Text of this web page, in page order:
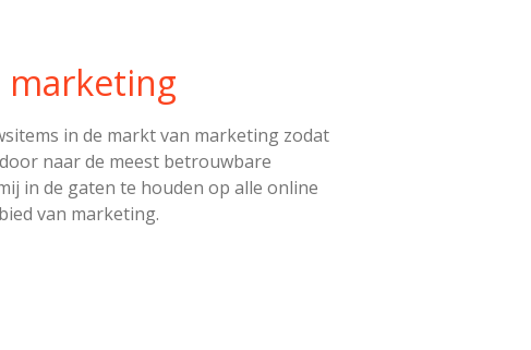
marketing
in de markt van marketing zodat
naar de meest betrouwbare
in de gaten te houden op alle online
van marketing.